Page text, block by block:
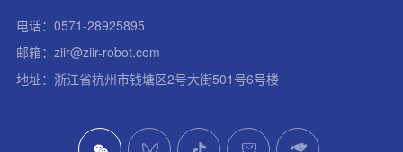
电话：0571-28925895
邮箱：ziir@ziir-robot.com
地址：浙江省杭州市钱塘区2号大街501号6号楼